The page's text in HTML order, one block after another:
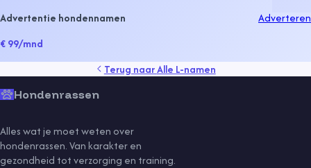
Advertentie hondennamen
€ 99/mnd
Adverteren
Terug naarAlle L-namen
Hondenrassen
Alles wat je moet weten over
hondenrassen. Van karakter en
gezondheid tot verzorging en training.